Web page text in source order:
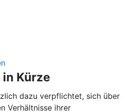
Kürze
dazu verpflichtet, sich über
Verhältnisse ihrer